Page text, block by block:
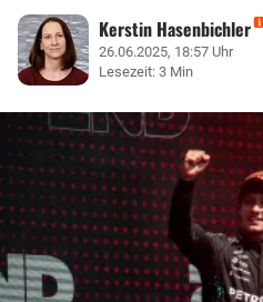
Kerstin Hasenbichler
26.06.2025, 18:57 Uhr
Lesezeit: 3 Min